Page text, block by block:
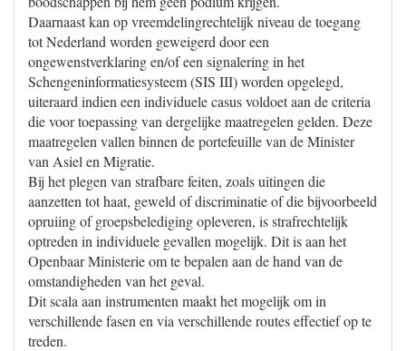
Daarnaast kan op vreemdelingrechtelijk niveau de toegang
tot Nederland worden geweigerd door een
ongewenstverklaring en/of een signalering in het
Schengeninformatiesysteem (SIS III) worden opgelegd,
uiteraard indien een individuele casus voldoet aan de criteria
die voor toepassing van dergelijke maatregelen gelden. Deze
maatregelen vallen binnen de portefeuille van de Minister
van Asiel en Migratie.
Bij het plegen van strafbare feiten, zoals uitingen die
aanzetten tot haat, geweld of discriminatie of die bijvoorbeeld
opruiing of groepsbelediging opleveren, is strafrechtelijk
optreden in individuele gevallen mogelijk. Dit is aan het
Openbaar Ministerie om te bepalen aan de hand van de
omstandigheden van het geval.
Dit scala aan instrumenten maakt het mogelijk om in
verschillende fasen en via verschillende routes effectief op te
treden.